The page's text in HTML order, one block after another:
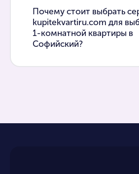
Почему стоит выбрать
kupitekvartiru.com для
1-комнатной квартиры в
Софийский?